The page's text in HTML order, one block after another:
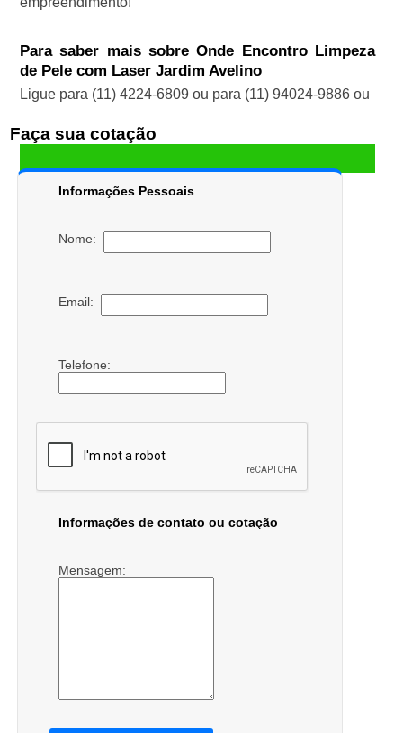
Para saber mais sobre Onde Encontro Limpeza
de Pele com Laser Jardim Avelino
Ligue para (11) 4224-6809 ou para (11) 94024-9886ou
Faça sua cotação
Informações Pessoais
Nome:
Email:
Telefone:
Informações de contato ou cotação
Mensagem: